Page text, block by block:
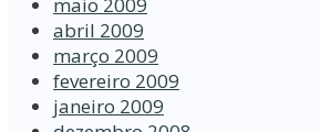
maio 2009
abril 2009
março 2009
fevereiro 2009
janeiro 2009